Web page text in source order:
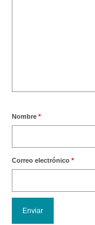
Nombre *
Correo electrónico *